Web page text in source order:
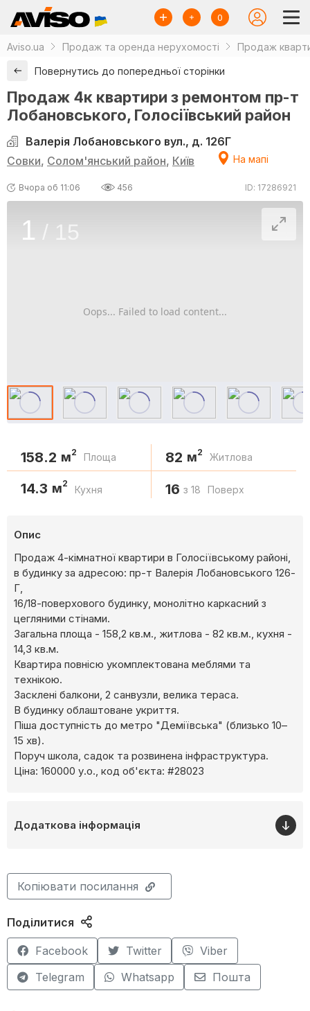
0
Aviso.ua Продаж та оренда нерухомості Продаж
Повернутись до попередньої сторінки
Продаж 4к квартири з ремонтом пр-т
Лобановського, Голосіївський район
Валерія Лобановського вул., д. 126Г
Совки, Солом'янський район, Київ На мапі
Вчора об 11:06 456 ID: 17286921
Oops... Failed to load content...
1 / 15
158.2 м2 Площа 82 м2 Житлова
14.3 м2
Кухня 16 з 18 Поверх
Опис
Продаж 4-кімнатної квартири в Голосіївському районі,
в будинку за адресою: пр-т Валерія Лобановського 126-
Г,
16/18-поверхового будинку, монолітно каркасний з
цегляними стінами.
Загальна площа - 158,2 кв.м., житлова - 82 кв.м., кухня -
14,3 кв.м.
Квартира повнісю укомплектована меблями та
технікою.
Засклені балкони, 2 санвузли, велика тераса.
В будинку облаштоване укриття.
Піша доступність до метро "Деміївська" (близько 10–
15 хв).
Поруч школа, садок та розвинена інфраструктура.
Ціна: 160000 у.о., код об'єкта: #28023
Додаткова інформація
Копіювати посилання
Поділитися
Facebook Twitter
Viber
Telegram
Whatsapp Пошта